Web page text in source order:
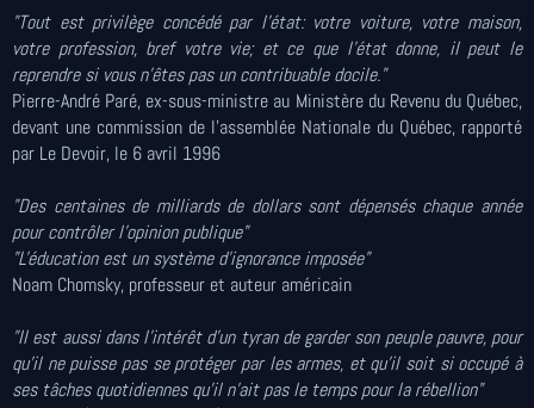
"Tout est privilège concédé par l'état: votre voiture, votre maison,
votre profession, bref votre vie; et ce que l'état donne, il peut le
reprendre si vous n'êtes pas un contribuable docile."
Pierre-André Paré, ex-sous-ministre au Ministère du Revenu du Québec,
devant une commission de l’assemblée Nationale du Québec, rapporté
par Le Devoir, le 6 avril 1996
"Des centaines de milliards de dollars sont dépensés chaque année
pour contrôler l'opinion publique"
"L'éducation est un système d'ignorance imposée"
Noam Chomsky, professeur et auteur américain
"Il est aussi dans l'intérêt d'un tyran de garder son peuple pauvre, pour
qu'il ne puisse pas se protéger par les armes, et qu'il soit si occupé à
ses tâches quotidiennes qu'il n'ait pas le temps pour la rébellion"